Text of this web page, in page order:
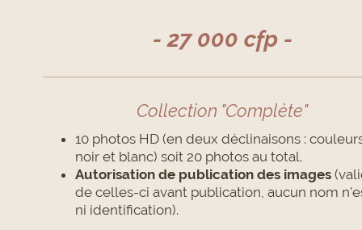
- 27 000 cfp -
Collection "Complète"
10 photos HD (en deux déclinaisons :
noir et blanc) soit 20 photos au total.
Autorisation de publication des images
de celles-ci avant publication, aucun nom
ni identification).